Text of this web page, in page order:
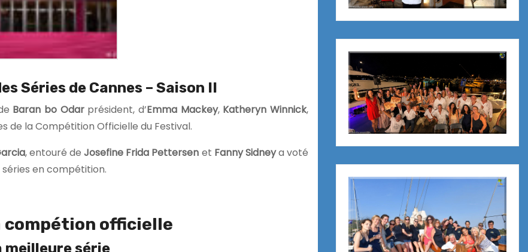
Séries de Cannes – Saison II
Baran bo Odarprésident, d’Emma Mackey, Katheryn Winnick,
de la Compétition Officielle du Festival.
, entouré deJosefine Frida Pettersen et Fanny Sidneya voté
en compétition.
compétion officielle
meilleure série